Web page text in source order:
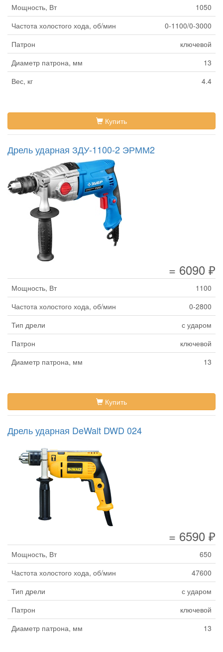
Мощность, Вт
1050
Частота холостого хода, об/мин
0-1100/0-3000
Патрон
ключевой
Диаметр патрона, мм
13
Вес, кг
4.4
Купить
Дрель ударная ЗДУ-1100-2 ЭРММ2
= 6090 ₽
Мощность, Вт
1100
Частота холостого хода, об/мин
0-2800
Тип дрели
с ударом
Патрон
ключевой
Диаметр патрона, мм
13
Купить
Дрель ударная DeWalt DWD 024
= 6590 ₽
Мощность, Вт
650
Частота холостого хода, об/мин
47600
Тип дрели
с ударом
Патрон
ключевой
Диаметр патрона, мм
13